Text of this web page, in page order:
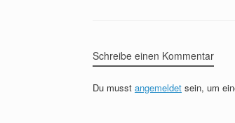
Schreibe einen Kommentar
Du musst angemeldet sein, um